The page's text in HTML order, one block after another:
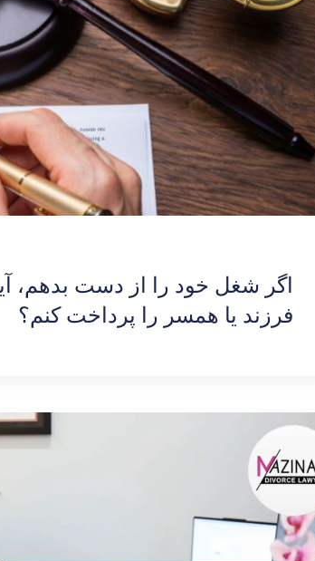
اگر شغل خود را از دست بدهم،
فرزند یا همسر را پرداخت کنم؟